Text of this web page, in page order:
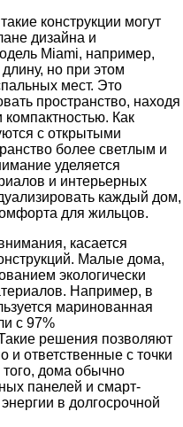
конструкции могут
дизайна и
Miami, например,
но при этом
мест. Это
пространство, находя
Как
с открытыми
более светлым и
уделяется
и интерьерных
каждый дом,
для жильцов.
касается
Малые дома,
экологически
Например, в
маринованная
с 97%
решения позволяют
и ответственные с точки
дома обычно
панелей и смарт-
в долгосрочной